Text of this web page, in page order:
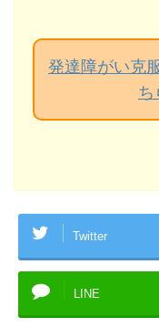
発達障がい克
ち
Twitter
LINE